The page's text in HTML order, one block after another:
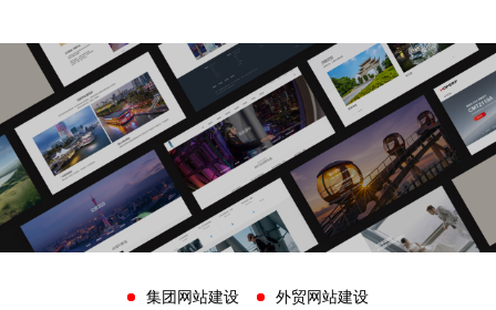
集团网站建设 外贸网站建设